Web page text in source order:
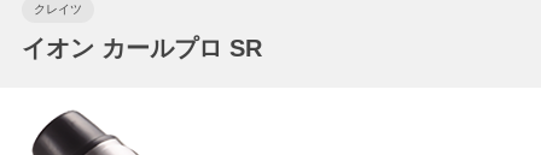
クレイツ
イオン カールプロ SR